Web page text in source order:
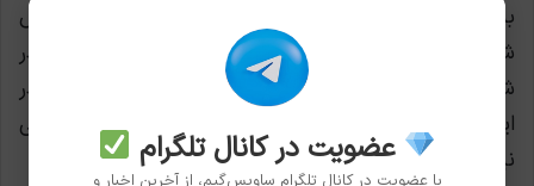
به طور کلی Gears of War 4 از ۵ فصل متنوع تشکیل
شده است. وقایع منحصر به فرد هر فصل، بازی‌باز را مدام در
شرایطی متفاوت قرار می‌دهد. از طرفی سلاح‌های جدید در
این نسخه بسیار خوب طراحی شده‌اند و سلاح‌های قدیمی
نیز همچنان عالی و کاربردی هستند.
عضویت در کانال تلگرام
با عضویت در کانال تلگرام ساویس‌گیم، از آخرین اخبار و